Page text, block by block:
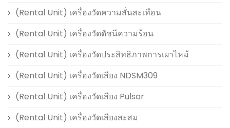
(Rental Unit) เครื่องวัดความสั่นสะเทือน
(Rental Unit) เครื่องวัดดัชนีความร้อน
(Rental Unit) เครื่องวัดประสิทธิภาพการเผาไหม้
(Rental Unit) เครื่องวัดเสียง NDSM309
(Rental Unit) เครื่องวัดเสียง Pulsar
(Rental Unit) เครื่องวัดเสียงสะสม